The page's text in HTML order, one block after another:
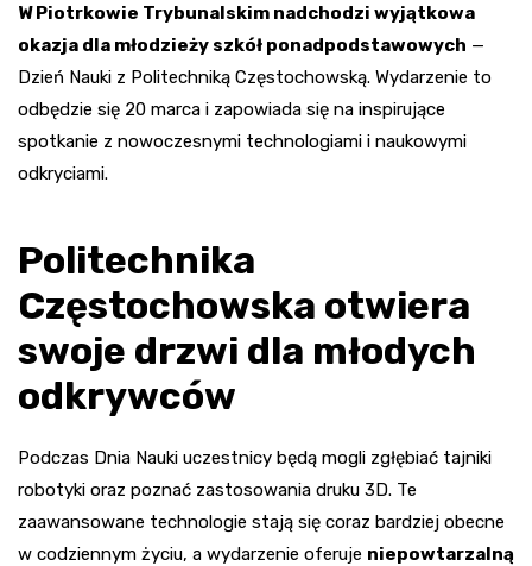
W Piotrkowie Trybunalskim nadchodzi wyjątkowa
okazja dla młodzieży szkół ponadpodstawowych —
Dzień Nauki z Politechniką Częstochowską. Wydarzenie to
odbędzie się 20 marca i zapowiada się na inspirujące
spotkanie z nowoczesnymi technologiami i naukowymi
odkryciami.
Politechnika
Częstochowska otwiera
swoje drzwi dla młodych
odkrywców
Podczas Dnia Nauki uczestnicy będą mogli zgłębiać tajniki
robotyki oraz poznać zastosowania druku 3D. Te
zaawansowane technologie stają się coraz bardziej obecne
w codziennym życiu, a wydarzenie oferuje niepowtarzalną